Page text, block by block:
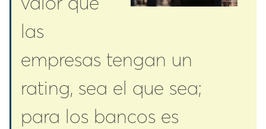
las
empresas tengan un
rating, sea el que sea;
para los bancos es